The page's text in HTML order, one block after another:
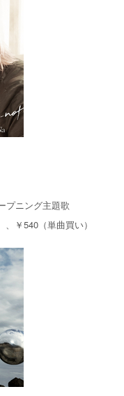
プニング主題歌
￥540（単曲買い）